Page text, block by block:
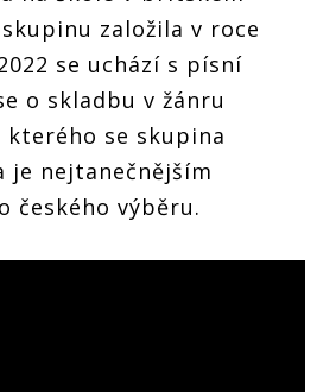
založila v roce
se uchází s písní
o skladbu v žánru
se skupina
je nejtanečnějším
českého výběru.